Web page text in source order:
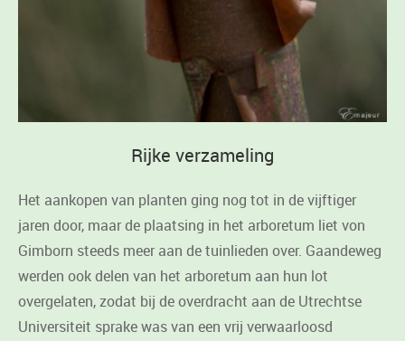
Rijke verzameling
Het aankopen van planten ging nog tot in de vijftiger
jaren door, maar de plaatsing in het arboretum liet von
Gimborn steeds meer aan de tuinlieden over. Gaandeweg
werden ook delen van het arboretum aan hun lot
overgelaten, zodat bij de overdracht aan de Utrechtse
Universiteit sprake was van een vrij verwaarloosd